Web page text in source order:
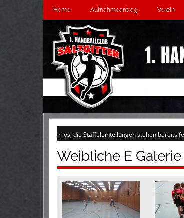
Home Aufnahmeantrag Verein
wieder los, die Staffeleinteilungen stehen bereits fest für
Weibliche E Galerie